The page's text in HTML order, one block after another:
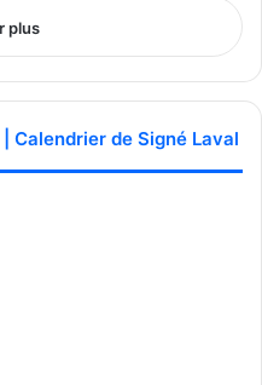
plus
Calendrier de Signé Laval